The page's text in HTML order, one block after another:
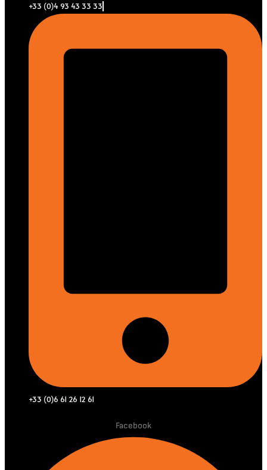
+33 (0)4 93 43 33 33
+33 (0)6 61 26 12 61
Facebook